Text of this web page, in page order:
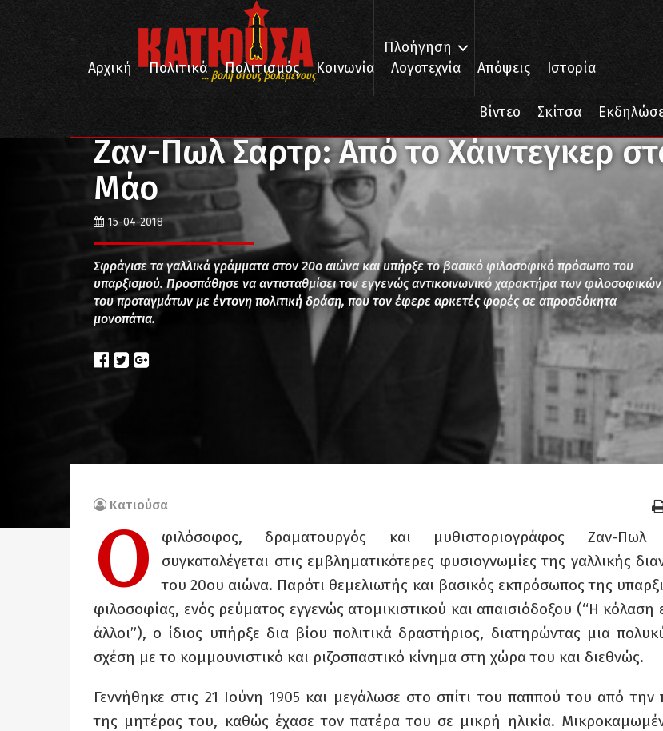
... βολή στους βολεμένους
Πλοήγηση
Αρχική
Πολιτικά Πολιτισμός Κοινωνία Λογοτεχνία Απόψεις Ιστορία
Βίντεο Σκίτσα
Πολιτικά Ζαν-Πωλ Σαρτρ: Από το Χάιντεγκερ στο Μάο
Ζαν-Πωλ Σαρτρ: Από το Χάιντεγκερ
Μάο
15-04-2018
Σφράγισε τα γαλλικά γράμματα στον 20ο αιώνα και υπήρξε το βασικό φιλοσοφικό πρόσωπο του
υπαρξισμού. Προσπάθησε να αντισταθμίσει τον εγγενώς αντικοινωνικό χαρακτήρα των φιλοσοφικών
του προταγμάτων με έντονη πολιτική δράση, που τον έφερε αρκετές φορές σε απροσδόκητα
μονοπάτια.
Κατιούσα
Ο
φιλόσοφος, δραματουργός και μυθιστοριογράφος Ζαν-Πωλ
συγκαταλέγεται στις εμβληματικότερες φυσιογνωμίες της γαλλικής
του 20ου αιώνα. Παρότι θεμελιωτής και βασικός εκπρόσωπος της
φιλοσοφίας, ενός ρεύματος εγγενώς ατομικιστικού και απαισιόδοξου (“Η κόλαση
άλλοι”), ο ίδιος υπήρξε δια βίου πολιτικά δραστήριος, διατηρώντας μια
σχέση με το κομμουνιστικό και ριζοσπαστικό κίνημα στη χώρα του και διεθνώς.
Γεννήθηκε στις 21 Ιούνη 1905 και μεγάλωσε στο σπίτι του παππού του από την
της μητέρας του, καθώς έχασε τον πατέρα του σε μικρή ηλικία.